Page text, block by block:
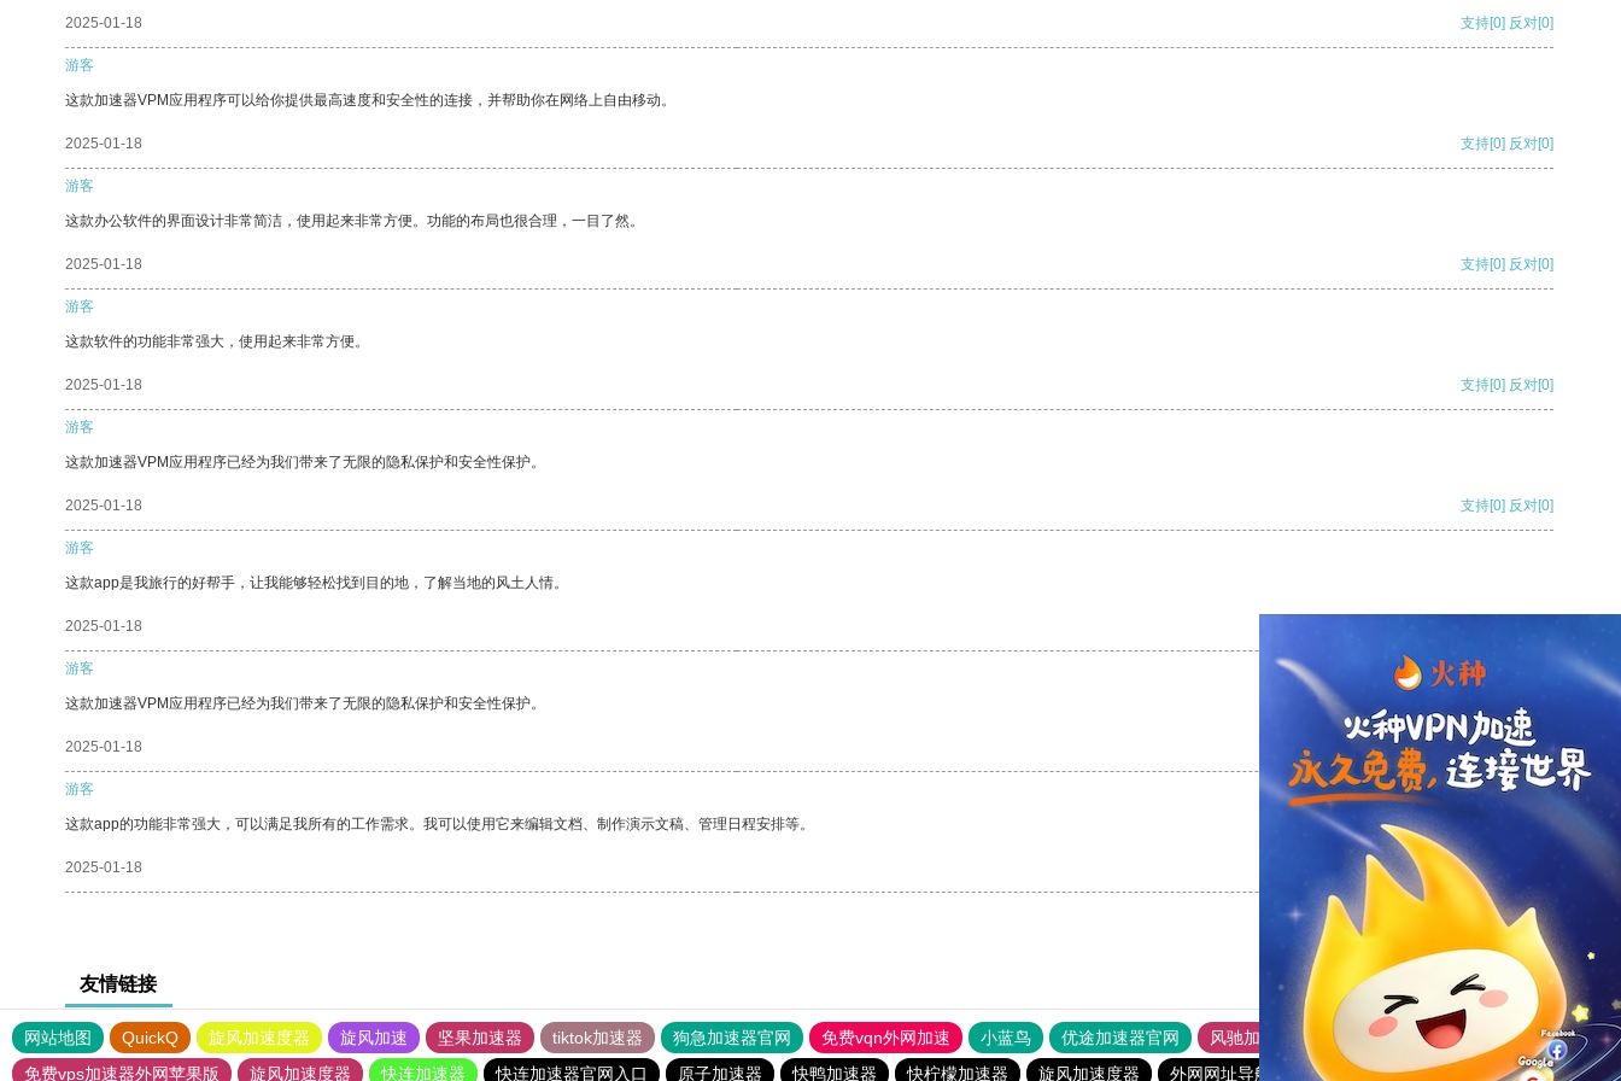
2025-01-18 支持[0] 反对[0]
游客
这款加速器VPM应用程序可以给你提供最高速度和安全性的连接，并帮助你在网络上自由移动。
2025-01-18 支持[0] 反对[0]
游客
这款办公软件的界面设计非常简洁，使用起来非常方便。功能的布局也很合理，一目了然。
2025-01-18 支持[0] 反对[0]
游客
这款软件的功能非常强大，使用起来非常方便。
2025-01-18 支持[0] 反对[0]
游客
这款加速器VPM应用程序已经为我们带来了无限的隐私保护和安全性保护。
2025-01-18 支持[0] 反对[0]
游客
这款app是我旅行的好帮手，让我能够轻松找到目的地，了解当地的风土人情。
2025-01-18
游客
这款加速器VPM应用程序已经为我们带来了无限的隐私保护和安全性保护。
2025-01-18 支持 [0] 反对 [0]
游客
这款app的功能非常强大，可以满足我所有的工作需求。我可以使用它来编辑文档、制作演示文稿、管理日程安排等。
2025-01-18 支持
友情链接
网站地图 QuickQ 旋风加速度器 旋风加速 坚果加速器 tiktok加速器 狗急加速器官网 免费vqn外网加速 小蓝鸟 优途加速器官网 风驰加速器
旋风加速器
免费vps加速器外网苹果版
旋风加速度器 快连加速器 快连加速器官网入口 原子加速器 快鸭加速器 快柠檬加速器 旋风加速度器 外网网址导航 软件中心 雷霆加速 狂飙加速器